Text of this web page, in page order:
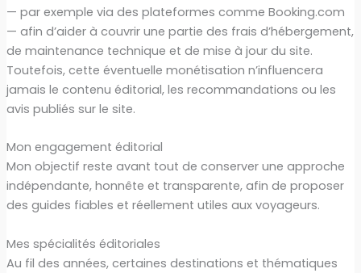
— par exemple via des plateformes comme Booking.com
— afin d’aider à couvrir une partie des frais d’hébergement,
de maintenance technique et de mise à jour du site.
Toutefois, cette éventuelle monétisation n’influencera
jamais le contenu éditorial, les recommandations ou les
avis publiés sur le site.
Mon engagement éditorial
Mon objectif reste avant tout de conserver une approche
indépendante, honnête et transparente, afin de proposer
des guides fiables et réellement utiles aux voyageurs.
Mes spécialités éditoriales
Au fil des années, certaines destinations et thématiques